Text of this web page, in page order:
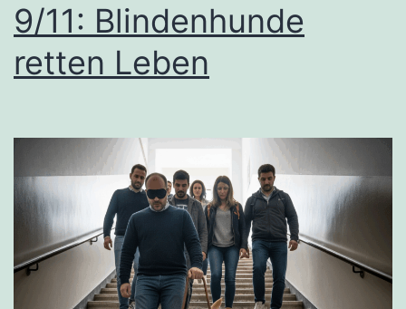
9/11: Blindenhunde
retten Leben